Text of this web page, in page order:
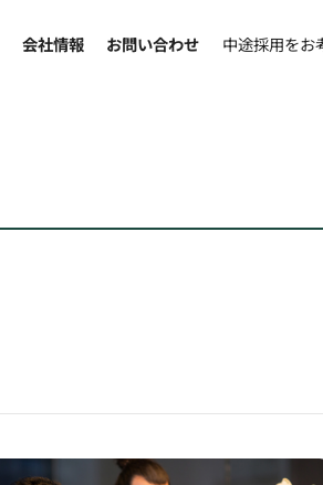
会社情報 お問い合わせ 中途採用をお